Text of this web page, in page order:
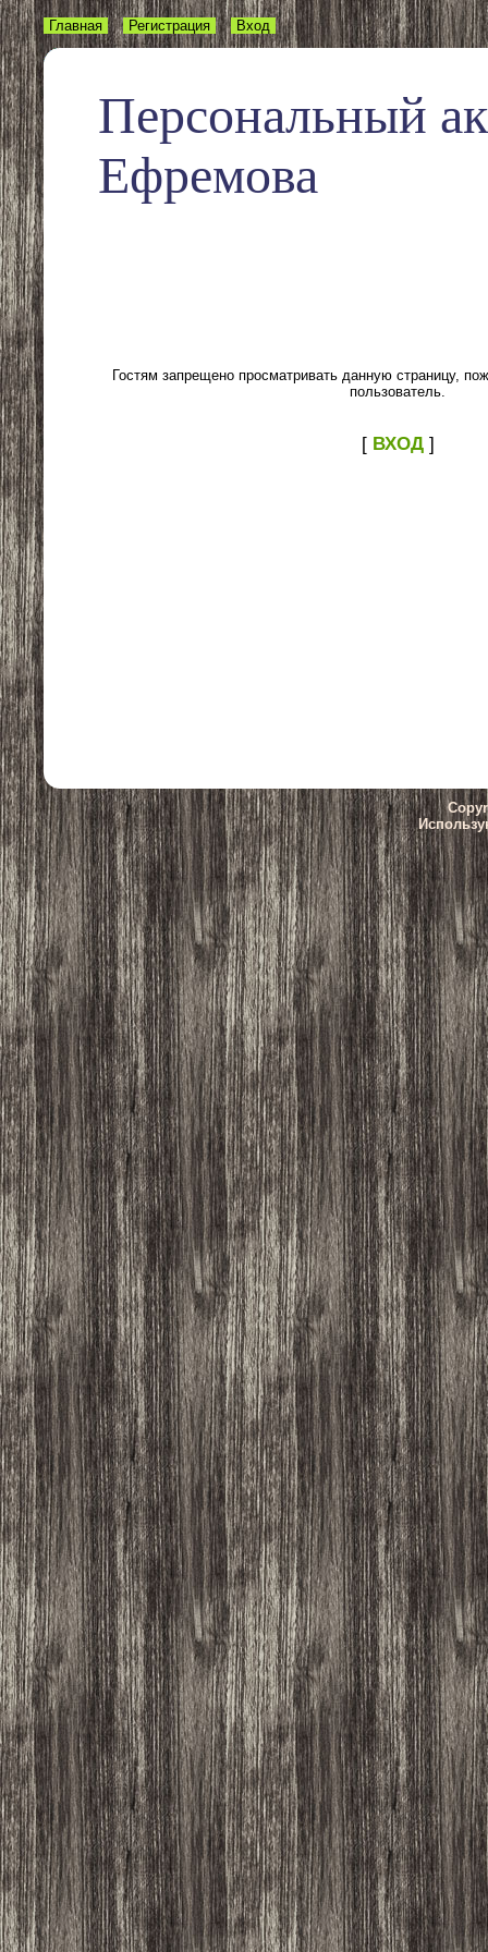
Персональный
Ефремова
Главная Регистрация Вход
Гостям запрещено просматривать данную страницу,
пользователь.
[ ВХОД]